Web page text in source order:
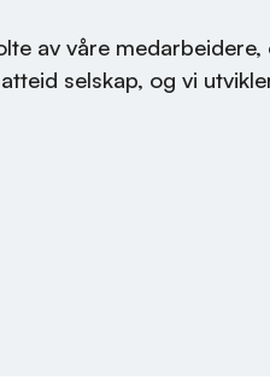
av våre medarbeidere,
selskap, og vi